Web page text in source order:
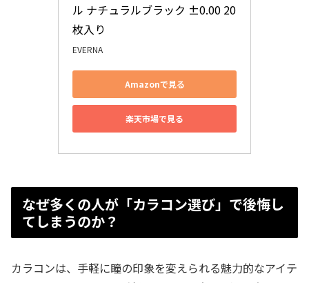
ル ナチュラルブラック ±0.00 20
枚入り
EVERNA
Amazonで見る
楽天市場で見る
なぜ多くの人が「カラコン選び」で後悔し
てしまうのか？
カラコンは、手軽に瞳の印象を変えられる魅力的なアイテ